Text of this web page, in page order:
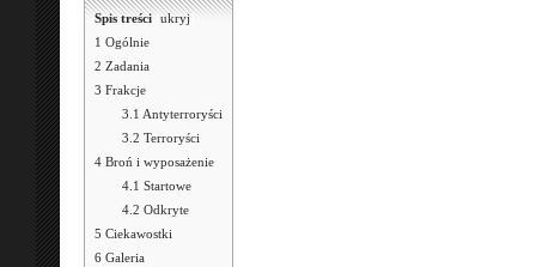
Spis treści [ukryj
1 Ogólnie
2 Zadania
3 Frakcje
3.1 Antyterroryści
3.2 Terroryści
4 Broń i wyposażenie
4.1 Startowe
4.2 Odkryte
5 Ciekawostki
6 Galeria